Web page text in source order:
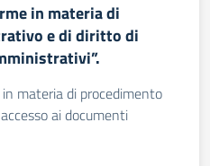
in materia di
e di diritto di
materia di procedimento
ai documenti